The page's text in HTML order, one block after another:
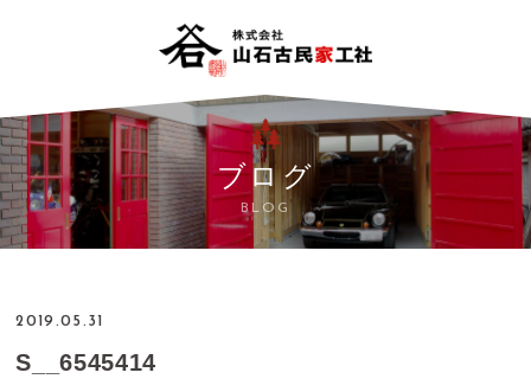
ブログ
BLOG
2019.05.31
S__6545414